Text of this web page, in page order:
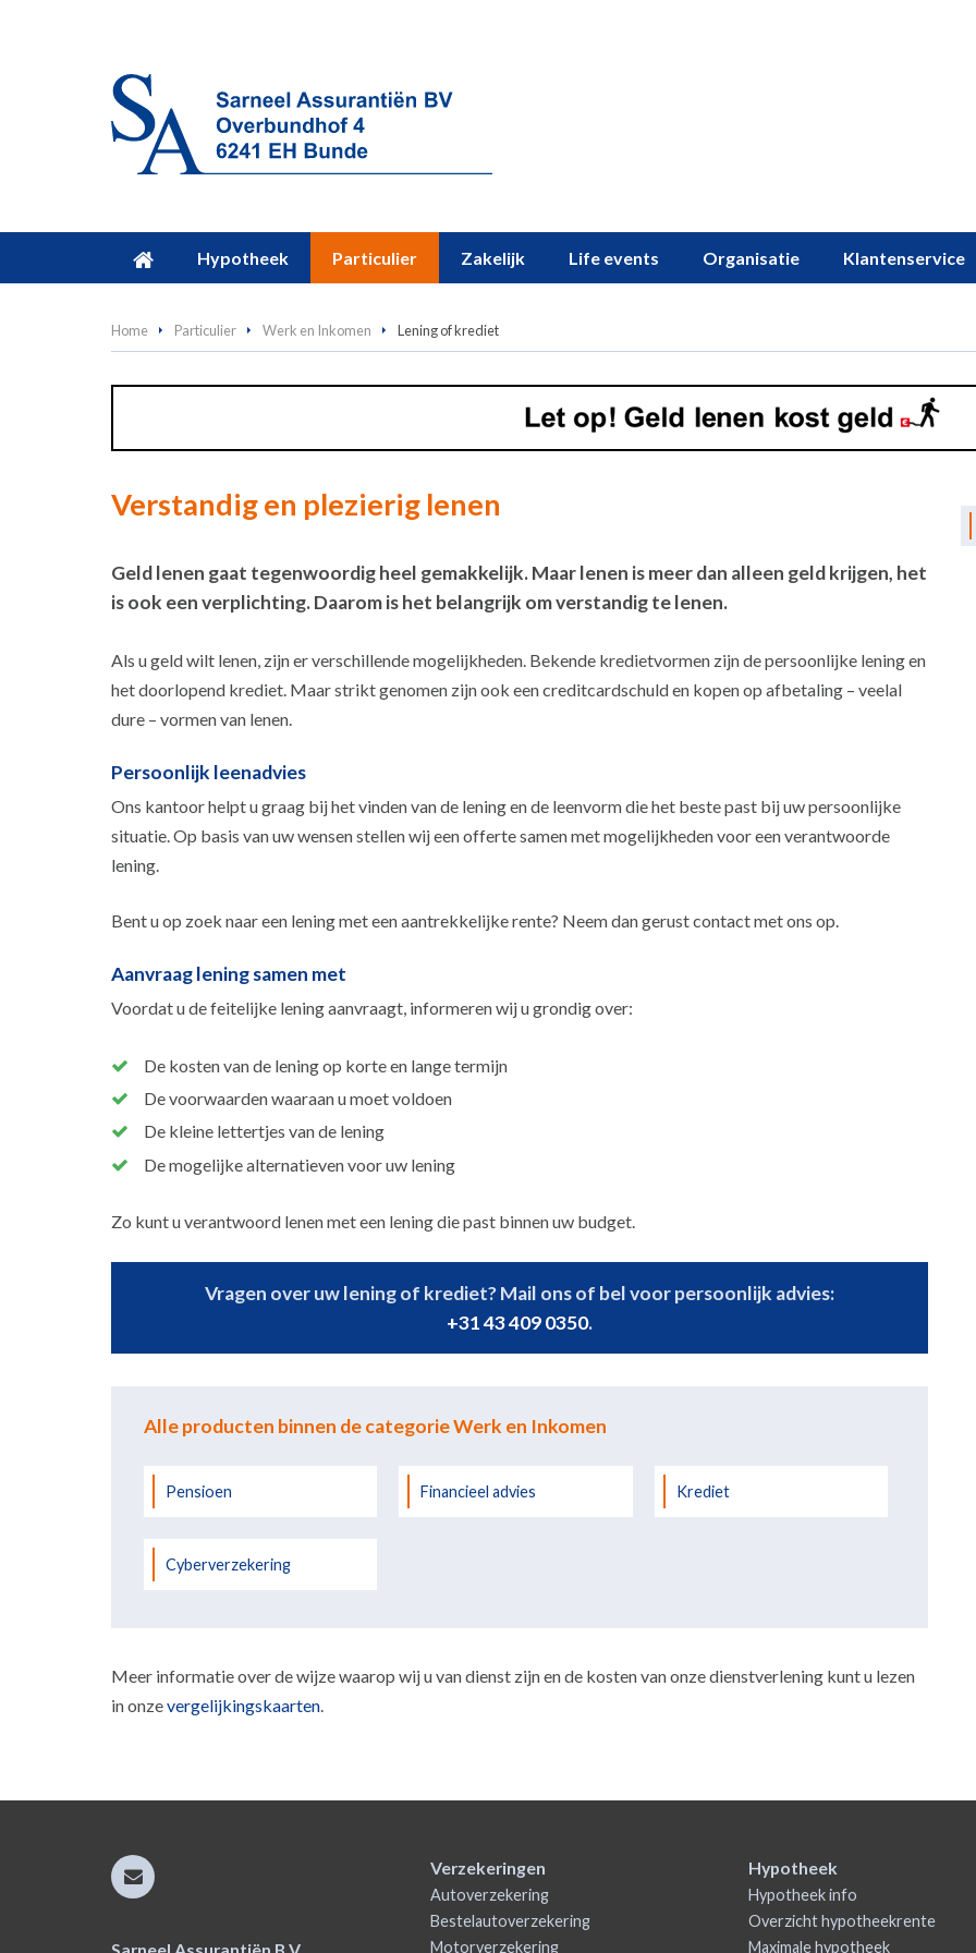
Hypotheek Particulier Zakelijk Life events Organisatie Klantenservice
Home Particulier Werk en Inkomen Lening of krediet
Verstandig en plezierig lenen
Geld lenen gaat tegenwoordig heel gemakkelijk. Maar lenen is meer dan alleen geld krijgen, het
is ook een verplichting. Daarom is het belangrijk om verstandig te lenen.
Als u geld wilt lenen, zijn er verschillende mogelijkheden. Bekende kredietvormen zijn de persoonlijke lening en
het doorlopend krediet. Maar strikt genomen zijn ook een creditcardschuld en kopen op afbetaling – veelal
dure – vormen van lenen.
Persoonlijk leenadvies
Ons kantoor helpt u graag bij het vinden van de lening en de leenvorm die het beste past bij uw persoonlijke
situatie. Op basis van uw wensen stellen wij een offerte samen met mogelijkheden voor een verantwoorde
lening.
Bent u op zoek naar een lening met een aantrekkelijke rente? Neem dan gerust contact met ons op.
Aanvraag lening samen met
Voordat u de feitelijke lening aanvraagt, informeren wij u grondig over:
De kosten van de lening op korte en lange termijn
De voorwaarden waaraan u moet voldoen
De kleine lettertjes van de lening
De mogelijke alternatieven voor uw lening
Zo kunt u verantwoord lenen met een lening die past binnen uw budget.
Vragen over uw lening of krediet? Mail ons of bel voor persoonlijk advies:
+31 43 409 0350.
Alle producten binnen de categorie Werk en Inkomen
Pensioen Financieel advies Krediet
Cyberverzekering
Meer informatie over de wijze waarop wij u van dienst zijn en de kosten van onze dienstverlening kunt u lezen
in onzevergelijkingskaarten.
Verzekeringen
Autoverzekering
Bestelautoverzekering
Motorverzekering
Hypotheek
Hypotheek info
Overzicht hypotheekrente
Maximale hypotheek